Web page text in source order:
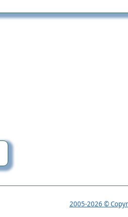
2005-2026 ©